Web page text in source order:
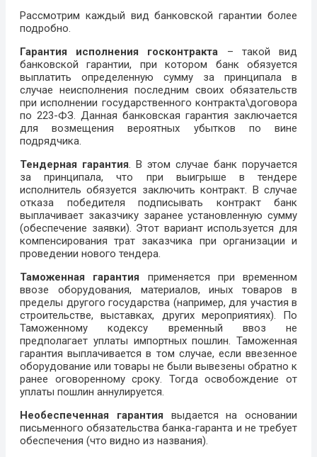
Рассмотрим каждый вид банковской гарантии более
подробно.
Гарантия исполнения госконтракта – такой вид
банковской гарантии, при котором банк обязуется
выплатить определенную сумму за принципала в
случае неисполнения последним своих обязательств
при исполнении государственного контракта\договора
по 223-ФЗ. Данная банковская гарантия заключается
для возмещения вероятных убытков по вине
подрядчика.
Тендерная гарантия. В этом случае банк поручается
за принципала, что при выигрыше в тендере
исполнитель обязуется заключить контракт. В случае
отказа победителя подписывать контракт банк
выплачивает заказчику заранее установленную сумму
(обеспечение заявки). Этот вариант используется для
компенсирования трат заказчика при организации и
проведении нового тендера.
Таможенная гарантия применяется при временном
ввозе оборудования, материалов, иных товаров в
пределы другого государства (например, для участия в
строительстве, выставках, других мероприятиях). По
Таможенному кодексу временный ввоз не
предполагает уплаты импортных пошлин. Таможенная
гарантия выплачивается в том случае, если ввезенное
оборудование или товары не были вывезены обратно к
ранее оговоренному сроку. Тогда освобождение от
уплаты пошлин аннулируется.
Необеспеченная гарантия выдается на основании
письменного обязательства банка-гаранта и не требует
обеспечения (что видно из названия).